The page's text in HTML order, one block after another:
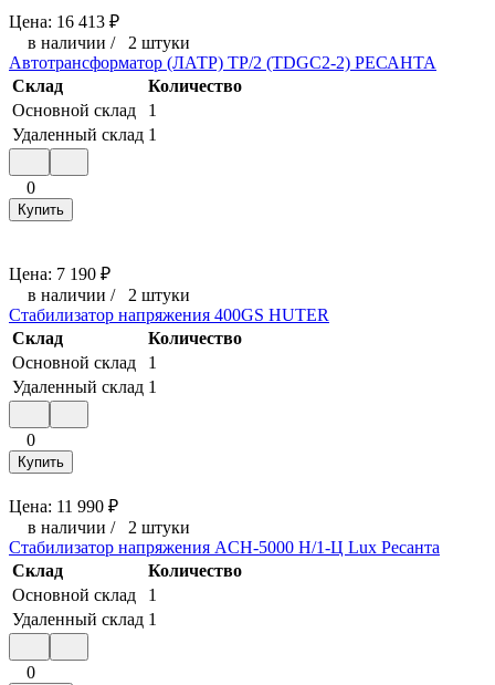
Цена: 16 413 ₽
в наличии / 2 штуки
Автотрансформатор (ЛАТР) ТР/2 (TDGC2-2) РЕСАНТА
Склад
Количество
Основной склад
1
Удаленный склад 1
0
Купить
Цена: 7 190 ₽
в наличии / 2 штуки
Стабилизатор напряжения 400GS HUTER
Склад
Количество
Основной склад
1
Удаленный склад 1
0
Купить
Цена: 11 990 ₽
в наличии / 2 штуки
Стабилизатор напряжения ACH-5000 H/1-Ц Lux Ресанта
Склад
Количество
Основной склад
1
Удаленный склад 1
0